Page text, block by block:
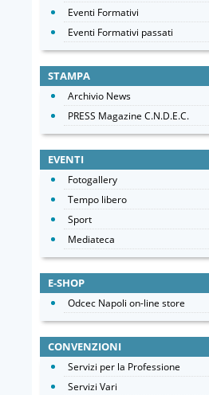
Eventi Formativi
Eventi Formativi passati
STAMPA
Archivio News
PRESS Magazine C.N.D.E.C.
EVENTI
Fotogallery
Tempo libero
Sport
Mediateca
E-SHOP
Odcec Napoli on-line store
CONVENZIONI
Servizi per la Professione
Servizi Vari